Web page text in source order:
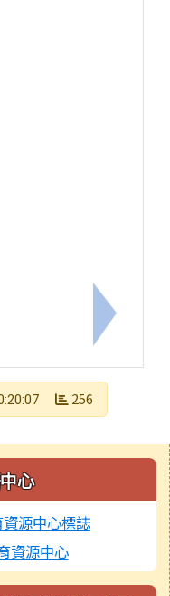
年「戀愛學分成功到
下一筆：
256
資源中心